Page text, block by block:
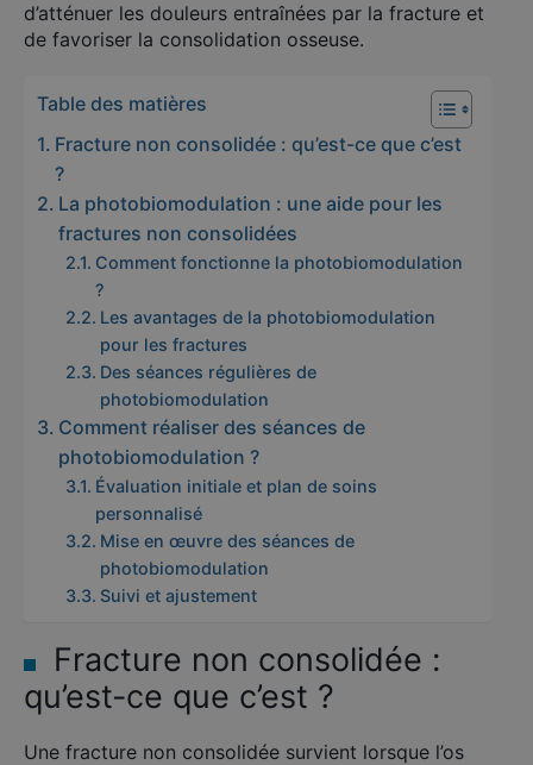
d’atténuer les douleurs entraînées par la fracture et
de favoriser la consolidation osseuse.
Table des matières
Fracture non consolidée : qu’est-ce que c’est
?
La photobiomodulation : une aide pour les
fractures non consolidées
Comment fonctionne la photobiomodulation
?
Les avantages de la photobiomodulation
pour les fractures
Des séances régulières de
photobiomodulation
Comment réaliser des séances de
photobiomodulation ?
Évaluation initiale et plan de soins
personnalisé
Mise en œuvre des séances de
photobiomodulation
Suivi et ajustement
Fracture non consolidée :
qu’est-ce que c’est ?
Une fracture non consolidée survient lorsque l’os